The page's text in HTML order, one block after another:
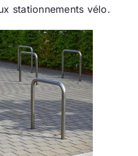
stationnements vélo.